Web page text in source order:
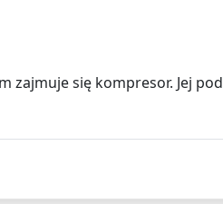
zajmuje się kompresor. Jej